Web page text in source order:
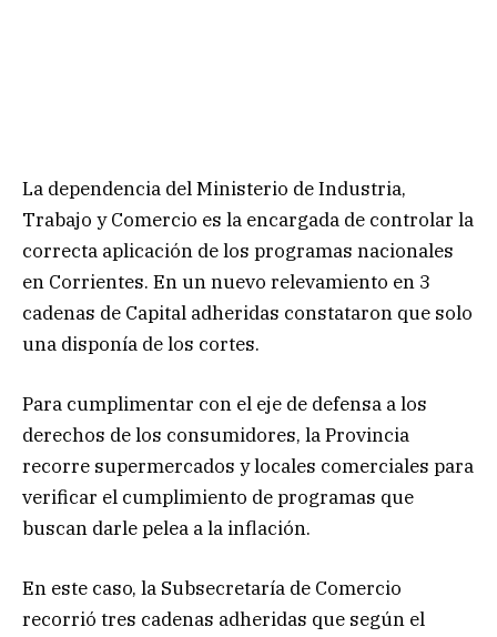
La dependencia del Ministerio de Industria,
Trabajo y Comercio es la encargada de controlar la
correcta aplicación de los programas nacionales
en Corrientes. En un nuevo relevamiento en 3
cadenas de Capital adheridas constataron que solo
una disponía de los cortes.
Para cumplimentar con el eje de defensa a los
derechos de los consumidores, la Provincia
recorre supermercados y locales comerciales para
verificar el cumplimiento de programas que
buscan darle pelea a la inflación.
En este caso, la Subsecretaría de Comercio
recorrió tres cadenas adheridas que según el